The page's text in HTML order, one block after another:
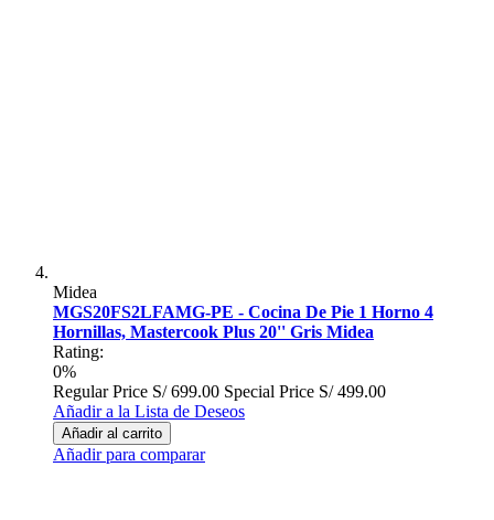
Midea
MGS20FS2LFAMG-PE - Cocina De Pie 1 Horno 4
Hornillas, Mastercook Plus 20'' Gris Midea
Rating:
0%
Regular Price S/ 699.00 Special Price S/ 499.00
Añadir a la Lista de Deseos
Añadir al carrito
Añadir para comparar